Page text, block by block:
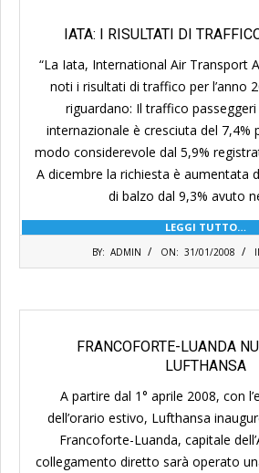
IATA: I RISULTATI DI
“La Iata, International Air Transport
noti i risultati di traffico per l’anno
riguardano: Il traffico
internazionale è cresciuta del 7,4%
modo considerevole dal 5,9%
A dicembre la richiesta è aumentata
di balzo dal 9,3% avuto
LEGGI TUTTO…
01-
BY: ADMIN ON: 31/01/2008
FRANCOFORTE-LUANDA
LUFTHANSA
A partire dal 1° aprile 2008, con
dell’orario estivo, Lufthansa
Francoforte-Luanda, capitale
collegamento diretto sarà operato